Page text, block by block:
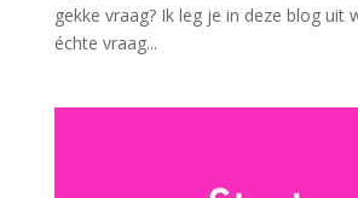
gekke vraag? Ik leg je in deze blog uit
échte vraag...